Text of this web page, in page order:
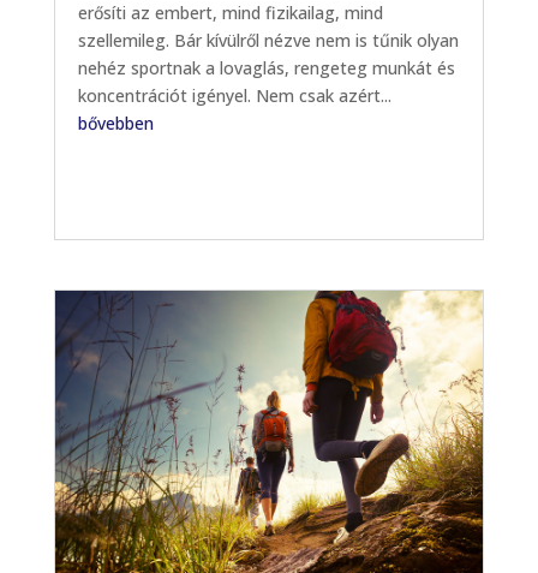
erősíti az embert, mind fizikailag, mind
szellemileg. Bár kívülről nézve nem is tűnik olyan
nehéz sportnak a lovaglás, rengeteg munkát és
koncentrációt igényel. Nem csak azért...
bővebben